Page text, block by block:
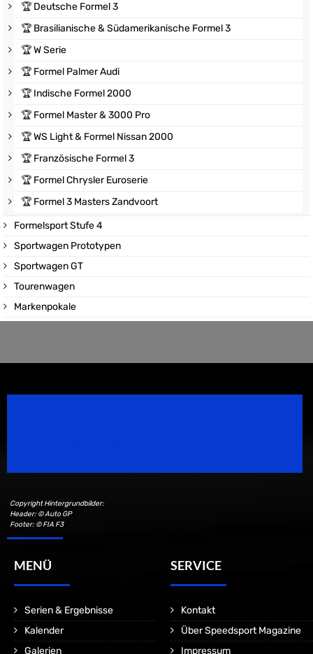
🏆 Deutsche Formel 3
🏆 Brasilianische & Südamerikanische Formel 3
🏆W Serie
🏆 Formel Palmer Audi
🏆 Indische Formel 2000
🏆 Formel Master & 3000 Pro
🏆WS Light & Formel Nissan 2000
🏆 Französische Formel 3
🏆 Formel Chrysler Euroserie
🏆 Formel 3 Masters Zandvoort
Formelsport Stufe 4
Sportwagen Prototypen
Sportwagen GT
Tourenwagen
Markenpokale
Copyright Hintergrundbilder:
Header: © Auto GP
Footer: © FIA F3
MENÜ
Serien & Ergebnisse
Kalender
Galerien
SERVICE
Kontakt
Über Speedsport Magazine
Impressum